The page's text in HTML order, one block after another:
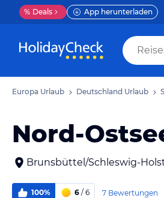
% Deals App herunterladen
Europa Urlaub Deutschland Urlaub
Nord-
Brunsbüttel/Schleswig-
100% 6 / 6 7 Bewertungen